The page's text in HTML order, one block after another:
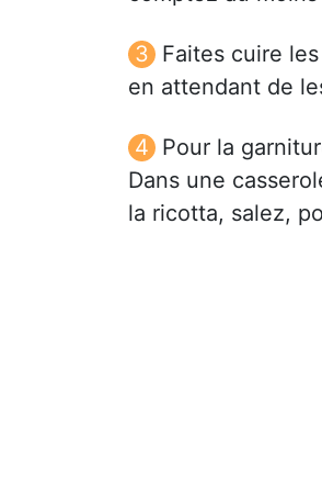
Faites cuire
en attendant de
Pour la
Dans une
la ricotta, salez,